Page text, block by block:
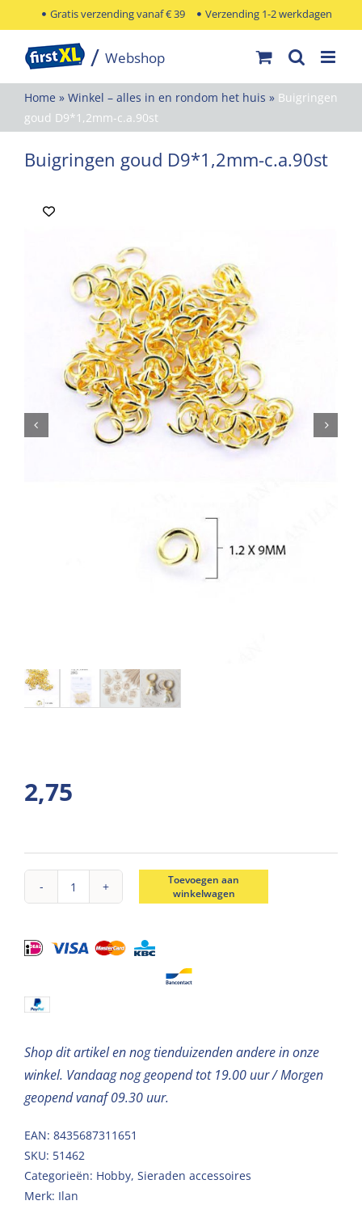
naar
inhoud
Gratis verzending vanaf € 39 Verzending 1-2 werkdagen
Home » Winkel – alles in en rondom het huis » Buigringen
goud D9*1,2mm-c.a.90st
Buigringen goud D9*1,2mm-c.a.90st
2,75
Buigringen
D9*1,2mm-
Toevoegen aan
winkelwagen
Shop dit artikel en nog tienduizenden andere in onze
winkel. Vandaag nog geopend tot 19.00 uur / Morgen
geopend vanaf 09.30 uur.
EAN: 8435687311651
SKU: 51462
Categorieën: Hobby, Sieraden accessoires
Merk: Ilan